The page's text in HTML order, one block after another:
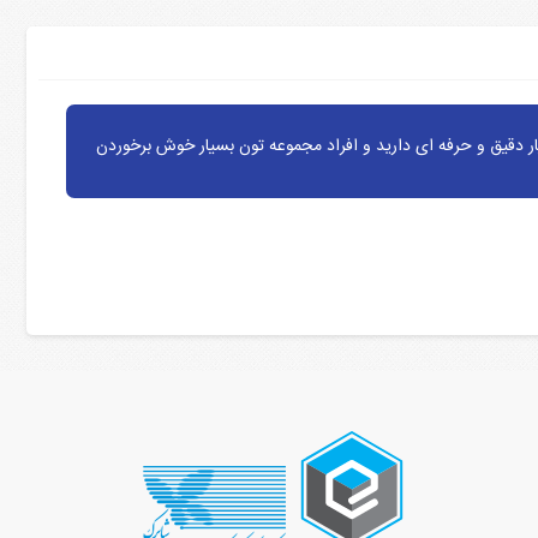
و حرفه ای دارید و افراد مجموعه تون بسیار خوش برخوردن